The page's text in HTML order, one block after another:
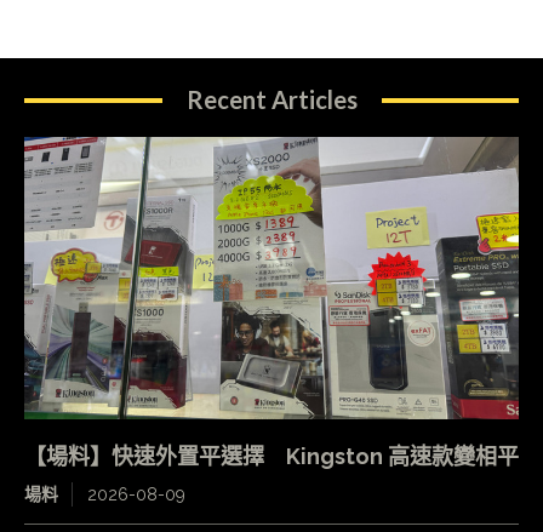
Recent Articles
【場料】快速外置平選擇 Kingston 高速款變相平
場料 2026-08-09